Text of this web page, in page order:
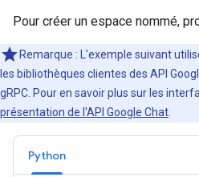
Pour créer un espace nommé,
Remarque : L'exemple suivant
les bibliothèques clientes des API
gRPC. Pour en savoir plus sur les
présentation de l'API Google Chat
Python